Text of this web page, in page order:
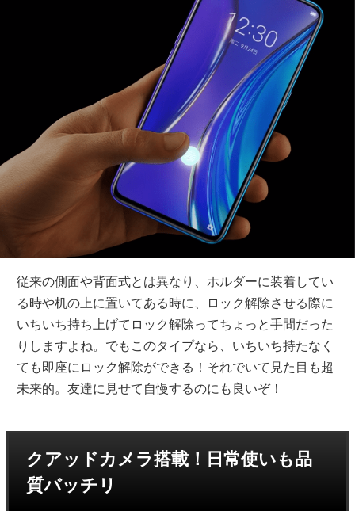
従来の側面や背面式とは異なり、ホルダーに装着してい
る時や机の上に置いてある時に、ロック解除させる際に
いちいち持ち上げてロック解除ってちょっと手間だった
りしますよね。でもこのタイプなら、いちいち持たなく
ても即座にロック解除ができる！それでいて見た目も超
未来的。友達に見せて自慢するのにも良いぞ！
クアッドカメラ搭載！日常使いも品
質バッチリ